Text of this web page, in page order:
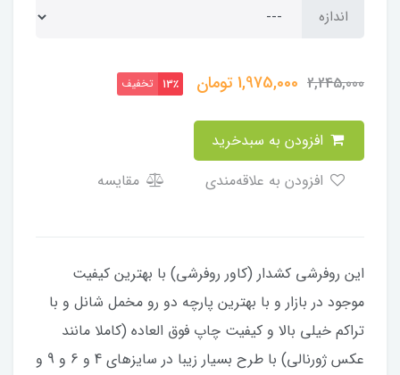
اندازه
2,245,000
1,975,000تومان 13٪ تخفیف
مقایسه
این روفرشی کشدار (کاور روفرشی) با بهترین کیفیت
موجود در بازار و با بهترین پارچه دو رو مخمل شانل و با
تراکم خیلی بالا و کیفیت چاپ فوق العاده (کاملا مانند
عکس ژورنالی) با طرح بسیار زیبا در سایزهای 4 و 6 و 9 و